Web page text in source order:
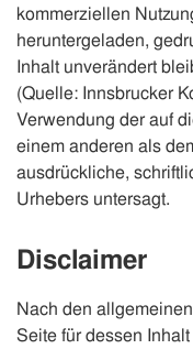
kommerziellen
heruntergeladen,
Inhalt unverändert
(Quelle: Innsbrucker
Verwendung der auf
einem anderen als
ausdrückliche,
Urhebers untersagt.
Disclaimer
Nach den
Seite für dessen